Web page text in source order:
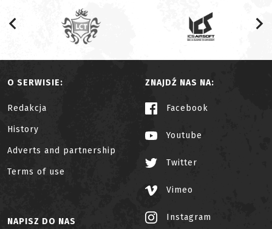
O SERWISIE:
Redakcja
History
Adverts and partnership
Terms of use
ZNAJDŹ NAS NA:
Facebook
Youtube
Twitter
Vimeo
Instagram
NAPISZ DO NAS